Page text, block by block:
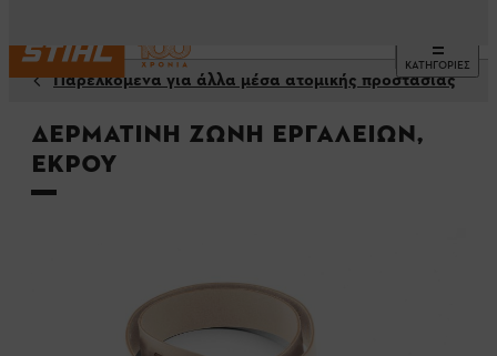
ΚΑΤΗΓΟΡΙΕΣ
Παρελκόμενα για άλλα μέσα ατομικής προστασίας
Δερμάτινη ζώνη εργαλείων,
εκρού